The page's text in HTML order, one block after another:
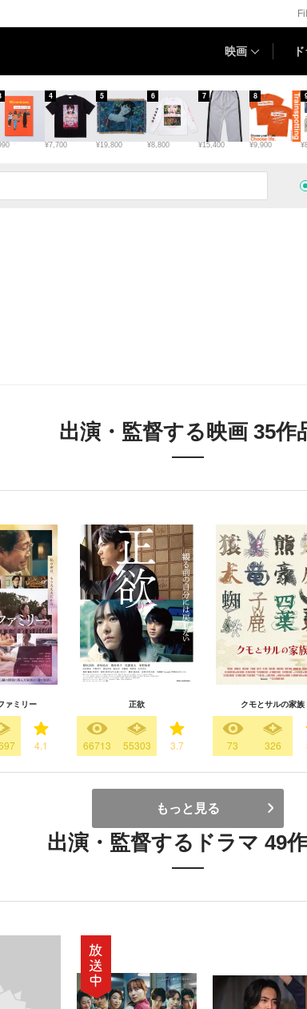
映画
¥7,700
4
¥19,800
5
¥8,800
6
¥15,400
7
¥9,900
8
出演・監督する映画 35作
ァミリー
4.1
正欲
66713 55303 3.7
クモとサルの家族
73 326
もっと見る
出演・監督するドラマ 49